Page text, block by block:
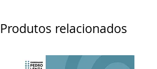
Produtos relacionados